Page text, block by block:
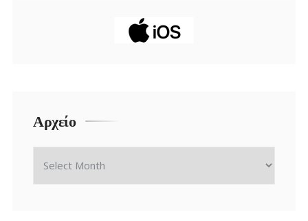
Αρχείο